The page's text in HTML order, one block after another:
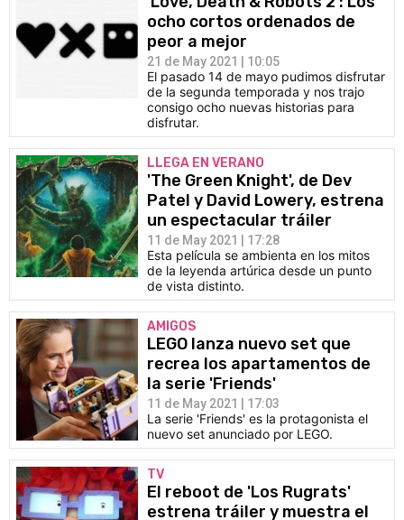
ocho cortos ordenados de
peor a mejor
21 de May 2021 | 10:05
El pasado 14 de mayo pudimos disfrutar
de la segunda temporada y nos trajo
consigo ocho nuevas historias para
disfrutar.
LLEGA EN VERANO
'The Green Knight', de Dev
Patel y David Lowery, estrena
un espectacular tráiler
11 de May 2021 | 17:28
Esta película se ambienta en los mitos
de la leyenda artúrica desde un punto
de vista distinto.
AMIGOS
LEGO lanza nuevo set que
recrea los apartamentos de
la serie 'Friends'
11 de May 2021 | 17:03
La serie 'Friends' es la protagonista el
nuevo set anunciado por LEGO.
TV
El reboot de 'Los Rugrats'
estrena tráiler y muestra el